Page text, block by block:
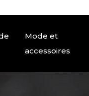
Mode et
accessoires